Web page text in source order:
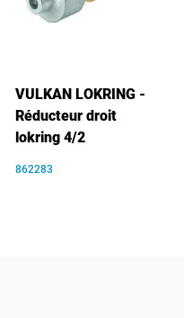
VULKAN LOKRING -
Réducteur droit
lokring 4/2
862283